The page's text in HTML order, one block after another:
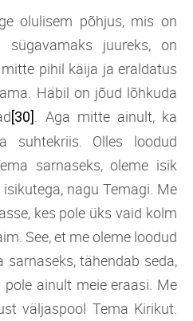
olulisem põhjus, mis on
sügavamaks juureks, on
pihil käija ja eraldatus
Häbil on jõud lõhkuda
[30]
. Aga mitte ainult, ka
suhtekriis. Olles loodud
sarnaseks, oleme isik
nagu Temagi. Me
kes pole üks vaid kolm
See, et me oleme loodud
tähendab seda,
ainult meie eraasi. Me
väljaspool Tema Kirikut.